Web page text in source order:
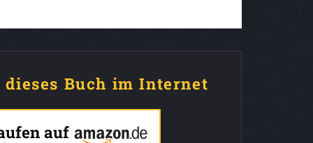
dieses Buch im Internet
auf